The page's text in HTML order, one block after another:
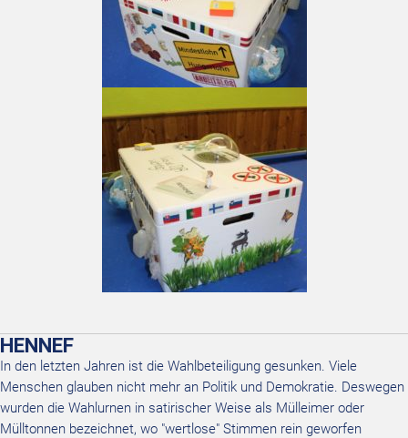
HENNEF
In den letzten Jahren ist die Wahlbeteiligung gesunken. Viele
Menschen glauben nicht mehr an Politik und Demokratie. Deswegen
wurden die Wahlurnen in satirischer Weise als Mülleimer oder
Mülltonnen bezeichnet, wo "wertlose" Stimmen rein geworfen